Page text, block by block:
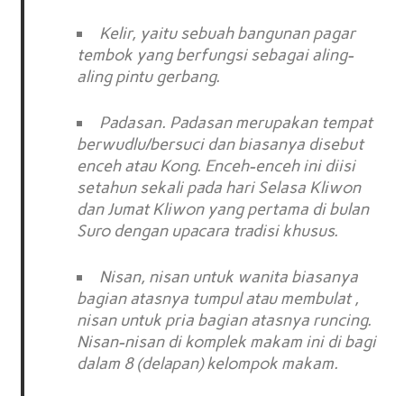
Kelir, yaitu sebuah bangunan pagar
tembok yang berfungsi sebagai aling-
aling pintu gerbang.
Padasan. Padasan merupakan tempat
berwudlu/bersuci dan biasanya disebut
enceh atau Kong. Enceh-enceh ini diisi
setahun sekali pada hari Selasa Kliwon
dan Jumat Kliwon yang pertama di bulan
Suro dengan upacara tradisi khusus.
Nisan, nisan untuk wanita biasanya
bagian atasnya tumpul atau membulat ,
nisan untuk pria bagian atasnya runcing.
Nisan-nisan di komplek makam ini di bagi
dalam 8 (delapan) kelompok makam.